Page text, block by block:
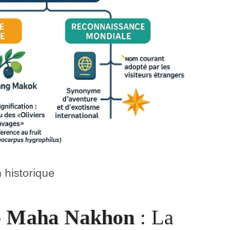
historique
Nakhon : La